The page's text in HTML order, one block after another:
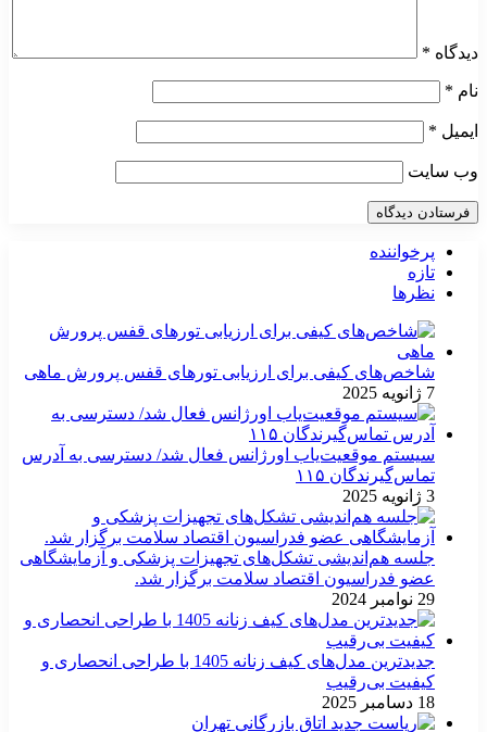
دیدگاه *
نام *
ایمیل *
وب‌ سایت
پرخواننده
تازه
نظرها
شاخص‌های کیفی برای ارزیابی تورهای قفس پرورش ماهی
7 ژانویه 2025
سیستم موقعیت‌یاب اورژانس فعال شد/ دسترسی به آدرس
تماس‌گیرندگان ۱۱۵
3 ژانویه 2025
جلسه هم‌اندیشی تشکل‌های تجهیزات پزشکی و آزمایشگاهی
عضو فدراسیون اقتصاد سلامت برگزار شد.
29 نوامبر 2024
جدیدترین مدل‌های کیف زنانه 1405 با طراحی انحصاری و
کیفیت بی‌رقیب
18 دسامبر 2025